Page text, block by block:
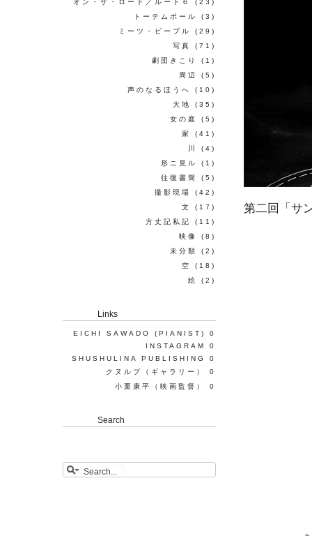
第二回「サ
オン・ザ・ロード／ルート６
(23)
トーテムポール
(3)
ミーツ・ピープル
(29)
写真
(71)
劇団きこり
(1)
周辺
(5)
声のなるほうへ
(10)
大地
(35)
女の庭
(5)
家
(41)
川
(4)
形ニ見ル
(1)
往復書簡
(5)
撮影現場
(42)
文
(17)
方丈記私記
(11)
映像
(8)
未分類
(2)
空
(18)
絵
(2)
Links
EICHI SAWADO (PIANIST)
0
INSTAGRAM
0
SHUSHULINA PUBLISHING
0
クヌルプ（ギャラリー）
0
小栗康平（映画監督）
0
Search